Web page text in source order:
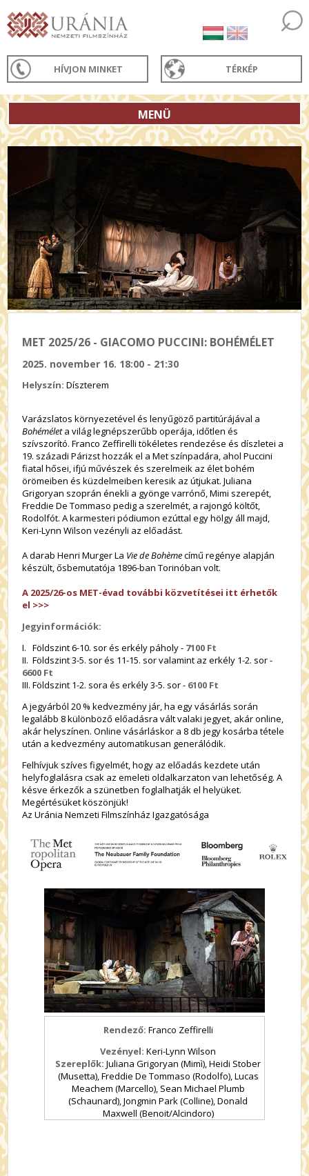
HÍVJON MINKET TÉRKÉP
MENÜ
MET 2025/26 - GIACOMO PUCCINI: BOHÉMÉLET
2025. november 16. 18:00 - 21:30
Helyszín:Díszterem
Varázslatos környezetével és lenyűgöző partitúrájával a
Bohéméleta világ legnépszerűbb operája, időtlen és
szívszorító. Franco Zeffirelli tökéletes rendezése és díszletei a
19. századi Párizst hozzák el a Met színpadára, ahol Puccini
fiatal hősei, ifjú művészek és szerelmeik az élet bohém
örömeiben és küzdelmeiben keresik az útjukat. Juliana
Grigoryan szoprán énekli a gyönge varrónő, Mimi szerepét,
Freddie De Tommaso pedig a szerelmét, a rajongó költőt,
Rodolfót. A karmesteri pódiumon ezúttal egy hölgy áll majd,
Keri-Lynn Wilson vezényli az előadást.
A darab Henri Murger La Vie de Bohèmecímű regénye alapján
készült, ősbemutatója 1896-ban Torinóban volt.
A 2025/26-os MET-évad további közvetítései itt érhetők
el >>>
Jegyinformációk:
I. Földszint 6-10. sor és erkély páholy - 7100 Ft
II. Földszint 3-5. sor és 11-15. sor valamint az erkély 1-2. sor -
6600 Ft
III. Földszint 1-2. sora és erkély 3-5. sor - 6100 Ft
A jegyárból 20 % kedvezmény jár, ha egy vásárlás során
legalább 8 különböző előadásra vált valaki jegyet, akár online,
akár helyszínen. Online vásárláskor a 8 db jegy kosárba tétele
után a kedvezmény automatikusan generálódik.
Felhívjuk szíves figyelmét, hogy az előadás kezdete után
helyfoglalásra csak az emeleti oldalkarzaton van lehetőség. A
késve érkezők a szünetben foglalhatják el helyüket.
Megértésüket köszönjük!
Az Uránia Nemzeti Filmszínház Igazgatósága
Rendező: Franco Zeffirelli
Vezényel: Keri-Lynn Wilson
Szereplők: Juliana Grigoryan (Mimì), Heidi Stober
(Musetta), Freddie De Tommaso (Rodolfo), Lucas
Meachem (Marcello), Sean Michael Plumb
(Schaunard), Jongmin Park (Colline), Donald
Maxwell (Benoit/Alcindoro)